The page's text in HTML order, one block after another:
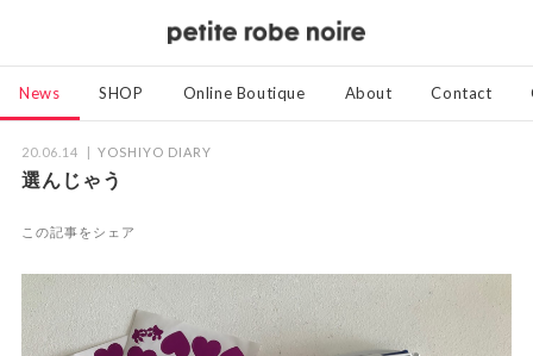
News SHOP Online Boutique About Contact
20.06.14 YOSHIYO DIARY
選んじゃう
この記事をシェア